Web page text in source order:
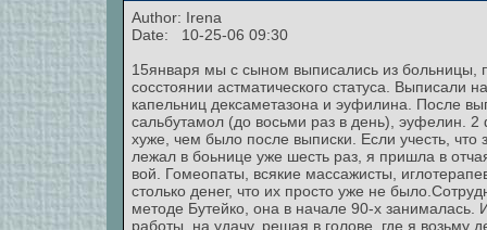
Author: Irena
Date: 10-25-06 09:30
15января мы с сыном выписались из больницы,
сосстоянии астматического статуса. Выписали
капельниц дексаметазона и эуфилина. После
сальбутамол (до восьми раз в день), эуфелин.
хуже, чем было после выписки. Если учесть, что
лежал в боьнице уже шесть раз, я пришла в
вой. Гомеопаты, всякие массажисты,
столько денег, что их просто уже не
методе Бутейко, она в начале 90-х занималась.
работы, на удачу, решая в голове, где я возьму